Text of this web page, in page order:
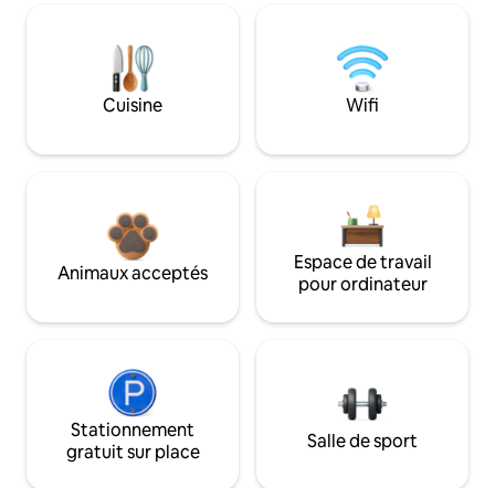
Cuisine Wifi
Animaux acceptés
Espace de travail
pour ordinateur
Stationnement
gratuit sur place
Salle de sport